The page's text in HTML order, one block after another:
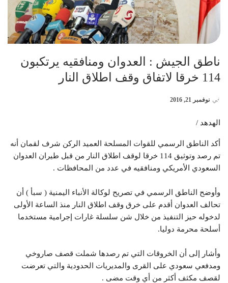
ناطق الجيش : العدوان ومنافقيه يرتكبون
114 خرقا لاتفاق وقف اطلاق النار
في نوفمبر 21, 2016
الهدهد /
أكد الناطق الرسمي للقوات المسلحة العميد الركن شرف لقمان أنه
تم رصد وتوثيق 114 خرقا لوقف اطلاق النار من قبل طيران العدوان
السعودي الأمريكي ومنافقيه في عدد من المحافظات .
وأوضح الناطق الرسمي في تصريح لوكالة الأنباء اليمنية ( سبأ ) أن
تحالف العدوان أقدم على خرق وقف اطلاق النار منذ الساعة الأولى
لدخوله حيز التنفيذ من خلال شن سلسلة غارات إجرامية مستخدما
أسلحة محرمة دوليا.
وأشار إلى أن الخروقات التي تم رصدها شملت قصف صاروخي
ومدفعي سعودي على القرى والمديريات الحدودية والتي تعرضت
لقصف مكثف أكثر من أي وقت مضى .